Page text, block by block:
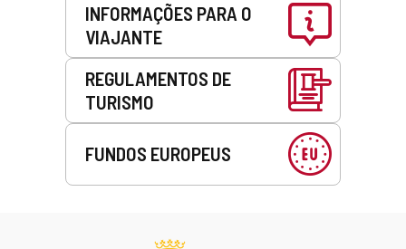
INFORMAÇÕES PARA O
VIAJANTE
REGULAMENTOS DE
TURISMO
FUNDOS EUROPEUS